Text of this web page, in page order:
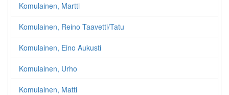
Komulainen, Martti
Komulainen, Reino Taavetti/Tatu
Komulainen, Eino Aukusti
Komulainen, Urho
Komulainen, Matti